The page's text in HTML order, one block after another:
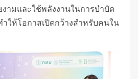
งามและใช้พลังงานในการบำบัด
ำให้โอกาสเปิดกว้างสำหรับคนใน